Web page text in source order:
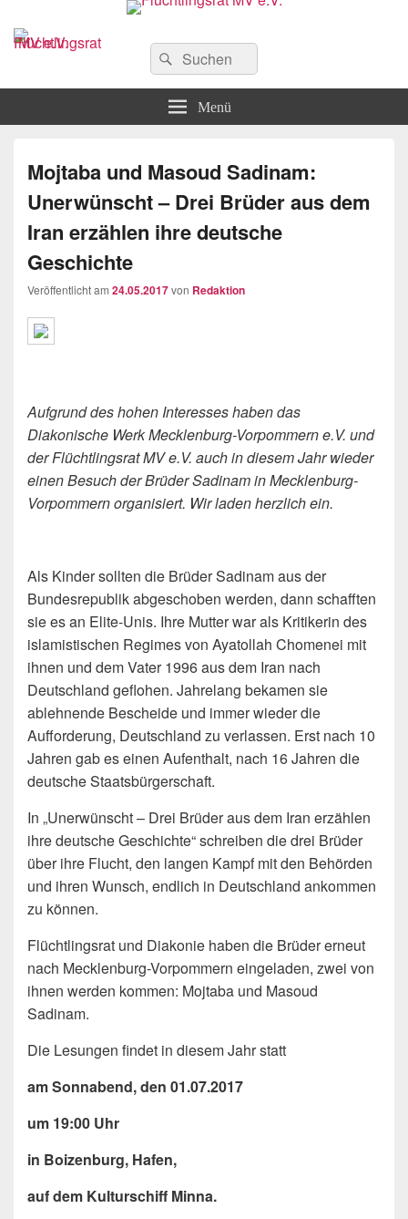
Flüchtlingsrat MV e.V.
Schwerin
Suchen
nach:
Suchen
Menü
Mojtaba und Masoud Sadinam:
Unerwünscht – Drei Brüder aus dem
Iran erzählen ihre deutsche
Geschichte
Veröffentlicht am 24.05.2017von Redaktion
Aufgrund des hohen Interesses haben das
Diakonische Werk Mecklenburg-Vorpommern e.V. und
der Flüchtlingsrat MV e.V. auch in diesem Jahr wieder
einen Besuch der Brüder Sadinam in Mecklenburg-
Vorpommern organisiert. Wir laden herzlich ein.
Als Kinder sollten die Brüder Sadinam aus der
Bundesrepublik abgeschoben werden, dann schafften
sie es an Elite-Unis. Ihre Mutter war als Kritikerin des
islamistischen Regimes von Ayatollah Chomenei mit
ihnen und dem Vater 1996 aus dem Iran nach
Deutschland geflohen. Jahrelang bekamen sie
ablehnende Bescheide und immer wieder die
Aufforderung, Deutschland zu verlassen. Erst nach 10
Jahren gab es einen Aufenthalt, nach 16 Jahren die
deutsche Staatsbürgerschaft.
In „Unerwünscht – Drei Brüder aus dem Iran erzählen
ihre deutsche Geschichte“ schreiben die drei Brüder
über ihre Flucht, den langen Kampf mit den Behörden
und ihren Wunsch, endlich in Deutschland ankommen
zu können.
Flüchtlingsrat und Diakonie haben die Brüder erneut
nach Mecklenburg-Vorpommern eingeladen, zwei von
ihnen werden kommen: Mojtaba und Masoud
Sadinam.
Die Lesungen findet in diesem Jahr statt
am Sonnabend, den 01.07.2017
um 19:00 Uhr
in Boizenburg, Hafen,
auf dem Kulturschiff Minna.